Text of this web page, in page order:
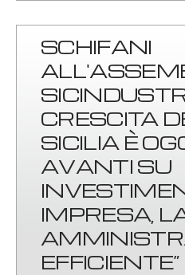
SCHIFANI
CRESCITA
SICILIA È
AVANTI SU
IMPRESA,
EFFICIENTE”